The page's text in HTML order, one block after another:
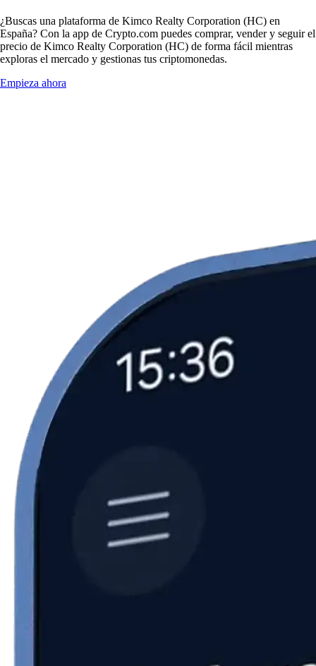
¿Buscas una plataforma de Kimco Realty Corporation (HC) en
España? Con la app de Crypto.com puedes comprar, vender y seguir el
precio de Kimco Realty Corporation (HC) de forma fácil mientras
exploras el mercado y gestionas tus criptomonedas.
Empieza ahora